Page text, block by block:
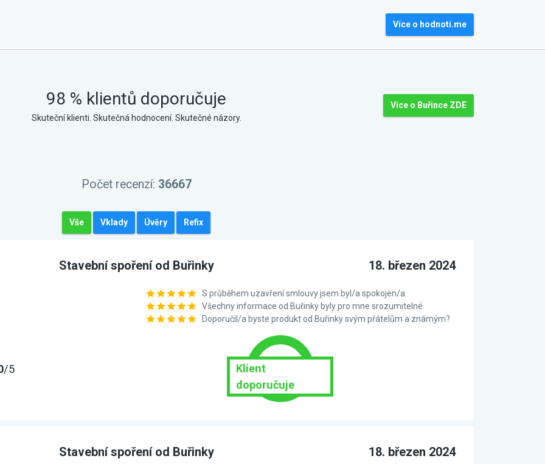
Více o hodnoti.me
98 % klientů doporučuje
Skuteční klienti. Skutečná hodnocení. Skutečné názory.
Více o Buřince ZDE
Počet recenzí: 36667
Vše Vklady Úvěry Refix
Stavební spoření od Buřinky 18. březen 2024
S průběhem uzavření smlouvy jsem byl/a spokojen/a.
Všechny informace od Buřinky byly pro mne srozumitelné.
Doporučil/a byste produkt od Buřinky svým přátelům a známým?
/5
Klient
doporučuje
Stavební spoření od Buřinky 18. březen 2024